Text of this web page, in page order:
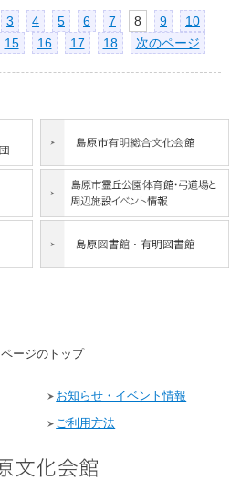
3 4 5 6 7 8 9
10
15 16 17 18 次のページ
ページのトップ
お知らせ・イベント情報
ご利用方法